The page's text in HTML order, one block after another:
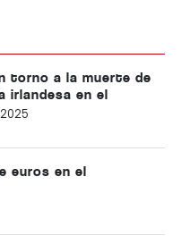
torno a la muerte de
irlandesa en el
euros en el